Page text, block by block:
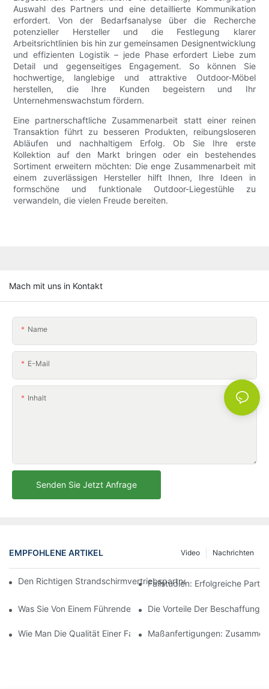
Auswahl des Partners und eine detaillierte Kommunikation
erfordert. Von der Bedarfsanalyse über die Recherche
potenzieller Hersteller und die Festlegung klarer
Arbeitsrichtlinien bis hin zur gemeinsamen Designentwicklung
und effizienten Logistik – jede Phase erfordert Liebe zum
Detail und gegenseitiges Engagement. So können Sie
hochwertige, langlebige und attraktive Outdoor-Möbel
herstellen, die Ihre Kunden begeistern und Ihr
Unternehmenswachstum fördern.
Eine partnerschaftliche Zusammenarbeit statt einer reinen
Transaktion führt zu besseren Produkten, reibungsloseren
Abläufen und nachhaltigem Erfolg. Ob Sie Ihre erste
Kollektion auf den Markt bringen oder ein bestehendes
Sortiment erweitern möchten: Die enge Zusammenarbeit mit
einem zuverlässigen Hersteller hilft Ihnen, Ihre Ideen in
formschöne und funktionale Outdoor-Liegestühle zu
verwandeln, die vielen Freude bereiten.
Mach mit uns in Kontakt
Name
E-Mail
Inhalt
Senden Sie Jetzt Anfrage
EMPFOHLENE ARTIKEL Nachrichten
Video
Den Richtigen Strandschirmvertriebspartner Für Ihre
Fallstudien: Erfolgreiche
Was Sie Von Einem Führenden Hersteller Von Outdoor-
Die Vorteile Der Beschaffung
Wie Man Die Qualität Einer Fabrik Für Outdoor-Loungesessel
Maßanfertigungen: